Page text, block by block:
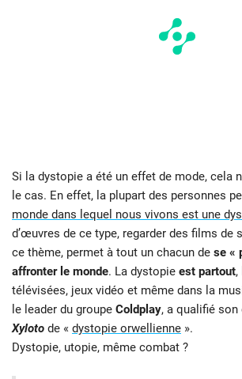
Si la dystopie a été un effet de mode, cela
le cas. En effet, la plupart des personnes
monde dans lequel nous vivons est une
d’œuvres de ce type, regarder des films de
ce thème, permet à tout un chacun de se «
affronter le monde. La dystopie est partout,
télévisées, jeux vidéo et même dans la
le leader du groupe Coldplay, a qualifié son
Xyloto de « dystopie orwellienne ».
Dystopie, utopie, même combat ?